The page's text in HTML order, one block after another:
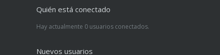
Quién está conectado
Hay actualmente 0 usuarios conectados.
Nuevos usuarios